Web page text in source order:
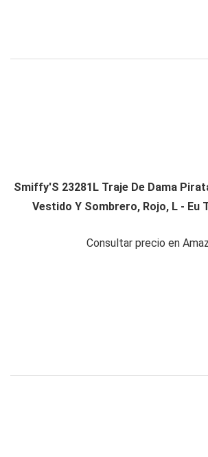
Smiffy'S 23281L Traje De Dama
Vestido Y Sombrero, Rojo, L - Eu
Consultar precio en